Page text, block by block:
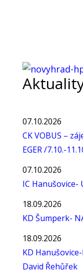
07.10.2026
CK VOBUS –
EGER /7.10.-
07.10.2026
IC Hanušovice-
18.09.2026
KD Šumperk-
18.09.2026
KD Hanušovice-
David Řehůřek